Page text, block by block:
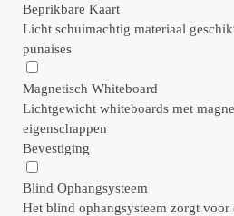
Beprikbare Kaart
Licht schuimachtig materiaal
punaises
Magnetisch Whiteboard
Lichtgewicht whiteboards met
eigenschappen
Bevestiging
Blind Ophangsysteem
Het blind ophangsysteem zorgt voor